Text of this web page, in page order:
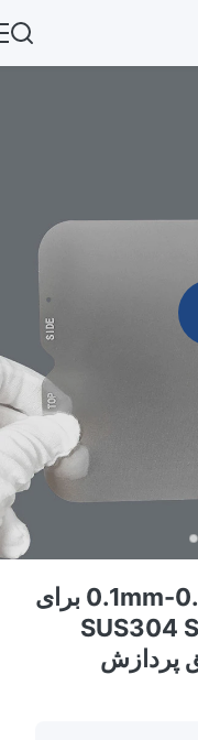
شبکه فیلتر بسیار نازک 0.02-0.1mm برای